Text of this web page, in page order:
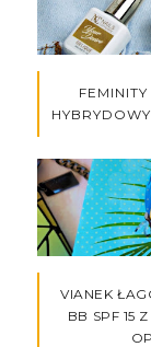
VIANEK
BB SPF 15